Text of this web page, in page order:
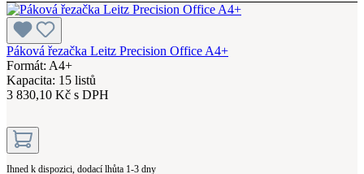
Páková řezačka Leitz Precision Office A4+
Formát: A4+
Kapacita: 15 listů
3 830,10 Kč s DPH
Ihned k dispozici, dodací lhůta 1-3 dny